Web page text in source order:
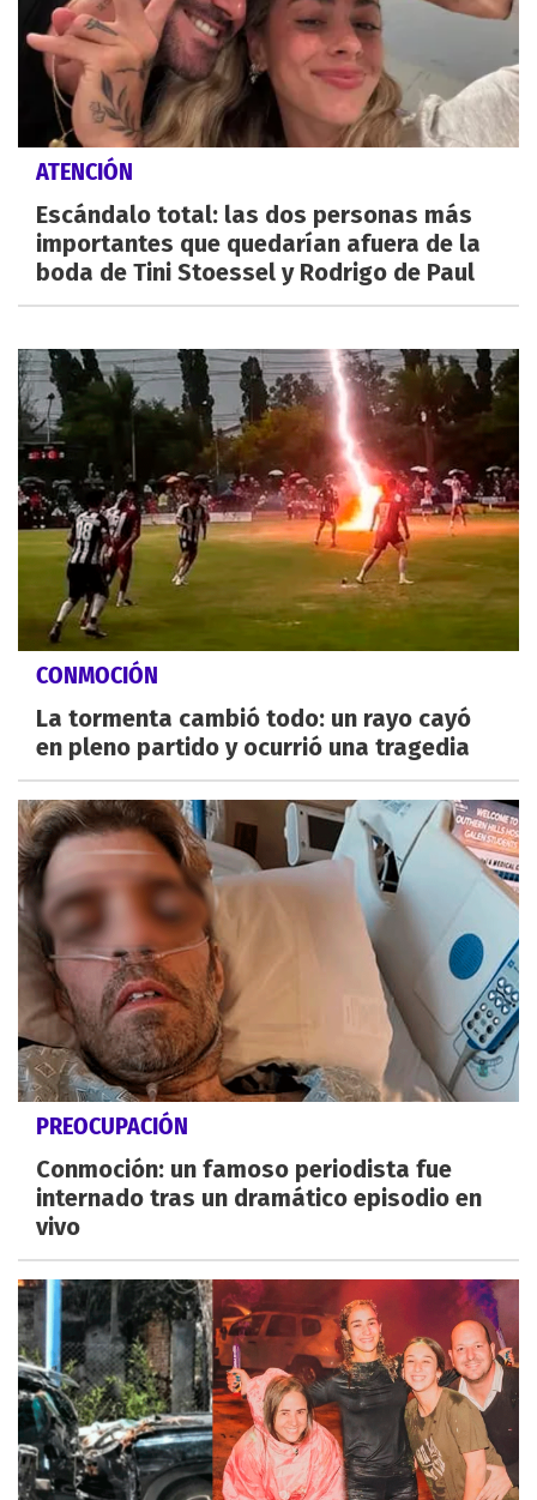
ATENCIÓN
Escándalo total: las dos personas más
importantes que quedarían afuera de la
boda de Tini Stoessel y Rodrigo de Paul
CONMOCIÓN
La tormenta cambió todo: un rayo cayó
en pleno partido y ocurrió una tragedia
PREOCUPACIÓN
Conmoción: un famoso periodista fue
internado tras un dramático episodio en
vivo